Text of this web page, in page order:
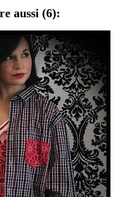
aussi (6):